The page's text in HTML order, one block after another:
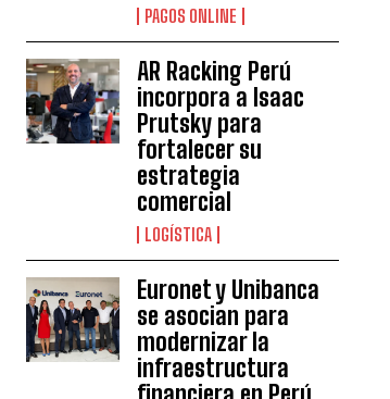
PAGOS ONLINE
AR Racking Perú
incorpora a Isaac
Prutsky para
fortalecer su
estrategia
comercial
LOGÍSTICA
Euronet y Unibanca
se asocian para
modernizar la
infraestructura